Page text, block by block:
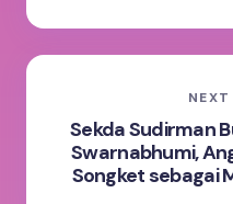
Sekda Sudirman
Swarnabhumi,
Songket sebagai